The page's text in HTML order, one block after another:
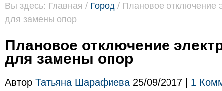
Вы здесь: Главная / Город / Плановое отключение
для замены опор
Плановое отключение
для замены опор
Автор Татьяна Шарафиева 25/09/2017 | 1